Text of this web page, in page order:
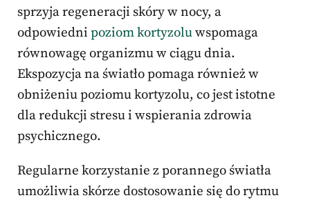
sprzyja regeneracji skóry w nocy, a
odpowiedni poziom kortyzoluwspomaga
równowagę organizmu w ciągu dnia.
Ekspozycja na światło pomaga również w
obniżeniu poziomu kortyzolu, co jest istotne
dla redukcji stresu i wspierania zdrowia
psychicznego.
Regularne korzystanie z porannego światła
umożliwia skórze dostosowanie się do rytmu